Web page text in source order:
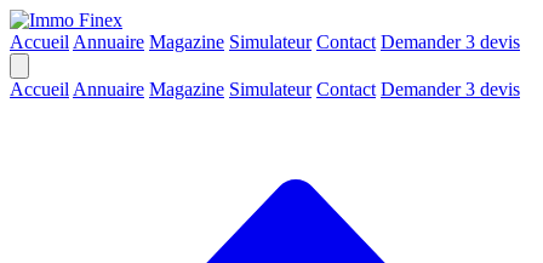
Accueil Annuaire Magazine Simulateur Contact Demander 3 devis
Accueil Annuaire Magazine Simulateur Contact Demander 3 devis